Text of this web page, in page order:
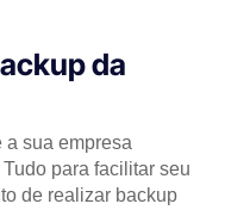
da
a sua empresa
para facilitar seu
de realizar backup